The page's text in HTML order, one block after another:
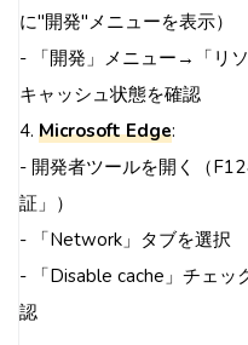
に"開発"メニューを表示）
- 「開発」メニュー→「リ
キャッシュ状態を確認
4. Microsoft Edge:
- 開発者ツールを開く（
証」）
- 「Network」タブを選択
- 「Disable cache」チェッ
認